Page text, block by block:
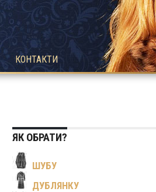
КОНТАКТИ
ЯК ОБРАТИ?
ШУБУ
ДУБЛЯНКУ